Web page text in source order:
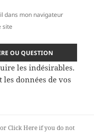
dans mon navigateur
site
les indésirables.
données de vos
Click Hereif you do not